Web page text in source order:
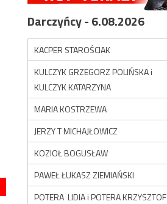
Darczyńcy - 6.08.2026
KACPER STAROŚCIAK
KULCZYK GRZEGORZ POLIŃSKA i
KULCZYK KATARZYNA
MARIA KOSTRZEWA
JERZY T MICHAJŁOWICZ
KOZIOŁ BOGUSŁAW
PAWEŁ ŁUKASZ ZIEMIAŃSKI
POTERA LIDIA i POTERA KRZYSZTOF